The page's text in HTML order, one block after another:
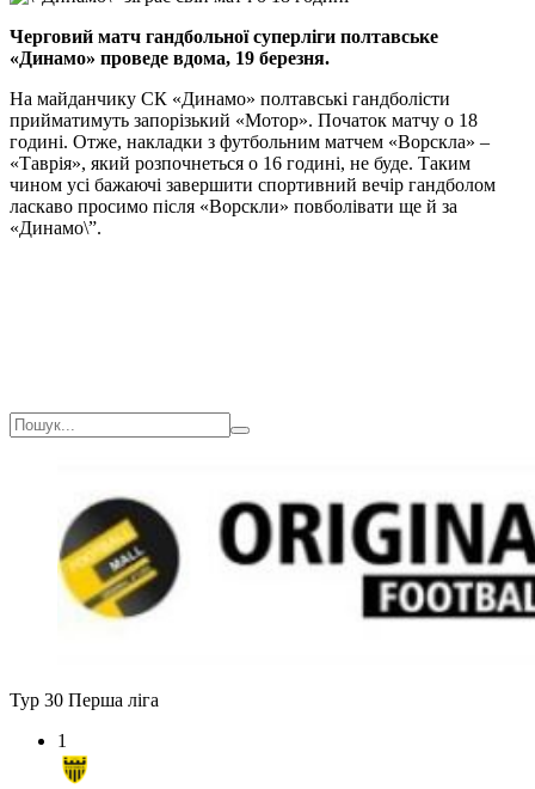
Черговий матч гандбольної суперліги полтавське
«Динамо» проведе вдома, 19 березня.
На майданчику СК «Динамо» полтавські гандболісти
прийматимуть запорізький «Мотор». Початок матчу о 18
годині. Отже, накладки з футбольним матчем «Ворскла» –
«Таврія», який розпочнеться о 16 годині, не буде. Таким
чином усі бажаючі завершити спортивний вечір гандболом
ласкаво просимо після «Ворскли» повболівати ще й за
«Динамо\”.
Тур 30 Перша ліга
1